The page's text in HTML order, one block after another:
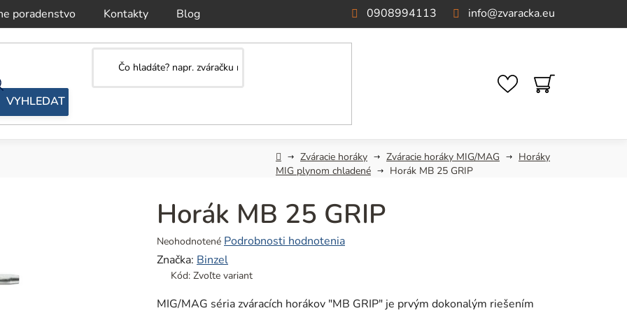
poradenstvo Kontakty Blog info@zvaracka.eu
0908994113
NÁKUPNÝ
KOŠÍK
DomovZváracie horáky Zváracie horáky MIG/MAG
Horáky
MIG plynom chladené
Horák MB 25 GRIP
Horák MB 25 GRIP
Priemerné
hodnotenie
produktu
0,0
Neohodnotené Podrobnosti hodnotenia
Značka: Binzel
Kód: Zvoľte variant
MIG/MAG séria zváracích horákov "MB GRIP" je prvým dokonalým riešením